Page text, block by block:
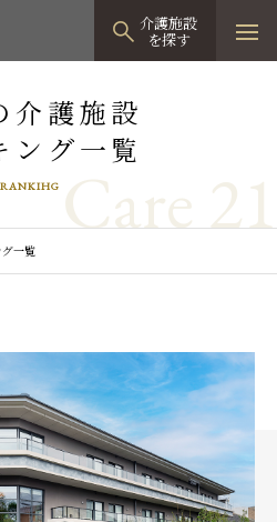
介護施設
を探す
ホームTOP
ホームとは
護TOP
-944-821
（年末年始を除く）
介護施設
ング一覧
RANKIHG Care 21
一覧